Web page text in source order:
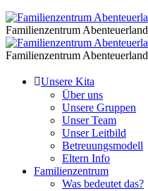
Familienzentrum Abenteuerland
Dortmund Huckarde
Familienzentrum Abenteuerland
Dortmund Huckarde
Unsere Kita
Über uns
Unsere Gruppen
Unser Team
Unser Leitbild
Betreuungsmodell
Eltern Info
Familienzentrum
Was bedeutet das?